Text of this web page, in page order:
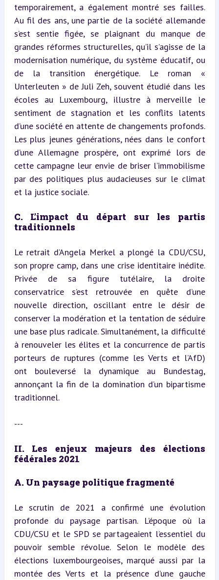
temporairement, a également montré ses failles.
Au fil des ans, une partie de la société allemande
s’est sentie figée, se plaignant du manque de
grandes réformes structurelles, qu’il s’agisse de la
modernisation numérique, du système éducatif, ou
de la transition énergétique. Le roman «
Unterleuten » de Juli Zeh, souvent étudié dans les
écoles au Luxembourg, illustre à merveille le
sentiment de stagnation et les conflits latents
d’une société en attente de changements profonds.
Les plus jeunes générations, nées dans le confort
d’une Allemagne prospère, ont exprimé lors de
cette campagne leur envie de briser l’immobilisme
par des politiques plus audacieuses sur le climat
et la justice sociale.
C. L’impact du départ sur les partis
traditionnels
Le retrait d’Angela Merkel a plongé la CDU/CSU,
son propre camp, dans une crise identitaire inédite.
Privée de sa figure tutélaire, la droite
conservatrice s’est retrouvée en quête d’une
nouvelle direction, oscillant entre le désir de
conserver la modération et la tentation de séduire
une base plus radicale. Simultanément, la difficulté
à renouveler les élites et la concurrence de partis
porteurs de ruptures (comme les Verts et l’AfD)
ont bouleversé la dynamique au Bundestag,
annonçant la fin de la domination d’un bipartisme
traditionnel.
---
II. Les enjeux majeurs des élections
fédérales 2021
A. Un paysage politique fragmenté
Le scrutin de 2021 a confirmé une évolution
profonde du paysage partisan. L’époque où la
CDU/CSU et le SPD se partageaient l’essentiel du
pouvoir semble révolue. Selon le modèle des
élections luxembourgeoises, marqué aussi par la
montée des Verts et la présence d’une gauche